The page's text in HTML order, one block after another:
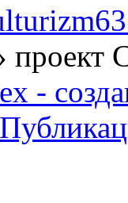
проект
-